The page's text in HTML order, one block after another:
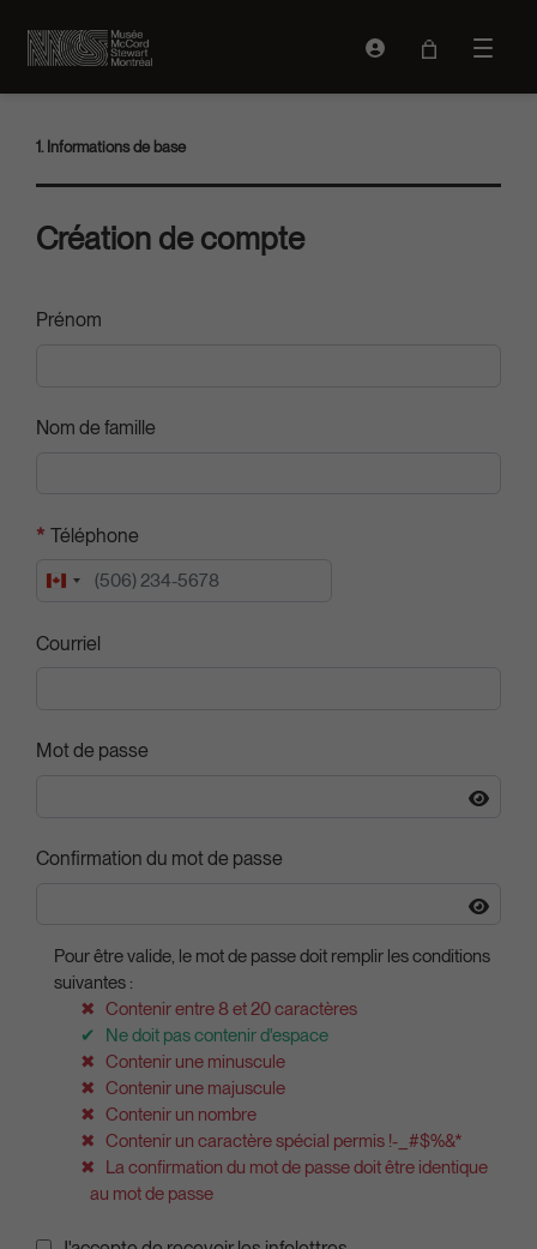
Connexion Ouvrir
1. Informations de base
Création de compte
Prénom
Nom de famille
* Téléphone
Canada
Courriel
Mot de passe
Confirmation du mot de passe
Pour être valide, le mot de passe doit remplir les conditions
suivantes :
Contenir entre 8 et 20 caractères
Ne doit pas contenir d'espace
Contenir une minuscule
Contenir une majuscule
Contenir un nombre
Contenir un caractère spécial permis !-_#$%&*
La confirmation du mot de passe doit être identique
au mot de passe